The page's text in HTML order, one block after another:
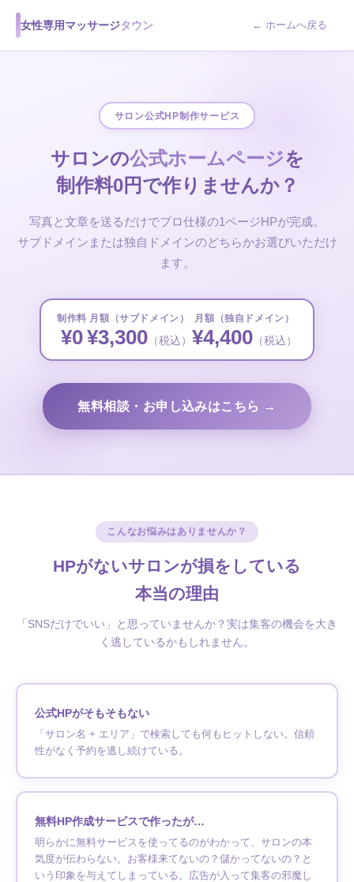
女性専用マッサージタウン ← ホームへ戻る
サロン公式HP制作サービス
サロンの公式ホームページを
制作料0円で作りませんか？
写真と文章を送るだけでプロ仕様の1ページHPが完成。
サブドメインまたは独自ドメインのどちらかお選びいただけ
ます。
制作料
¥0
月額（サブドメイン）
¥3,300（税込）
月額（独自ドメイン）
¥4,400（税込）
無料相談・お申し込みはこちら →
こんなお悩みはありませんか？
HPがないサロンが損をしている
本当の理由
「SNSだけでいい」と思っていませんか？実は集客の機会を大き
く逃しているかもしれません。
公式HPがそもそもない
「サロン名 + エリア」で検索しても何もヒットしない。信頼
性がなく予約を逃し続けている。
無料HP作成サービスで作ったが…
明らかに無料サービスを使ってるのがわかって、サロンの本
気度が伝わらない。お客様来てないの？儲かってないの？と
いう印象を与えてしまっている。広告が入って集客の邪魔し